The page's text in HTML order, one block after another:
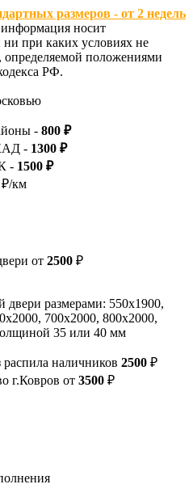
размеров - от 2 недель
информация носит
при каких условиях не
определяемой положениями
РФ.
- 800 ₽
- 1300 ₽
- 1500 ₽
км
от 2500 ₽
двери размерами: 550х1900,
700х2000, 800х2000,
35 или 40 мм
наличников 2500 ₽
г.Ковров от 3500 ₽